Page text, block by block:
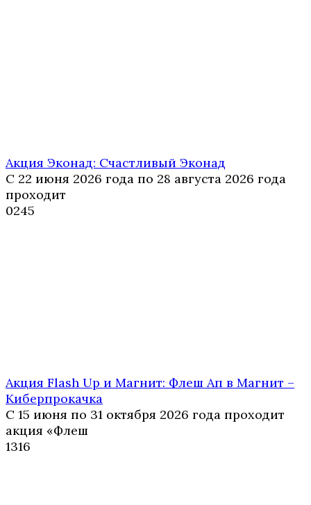
Акция Эконад: Счастливый Эконад
С 22 июня 2026 года по 28 августа 2026 года
проходит
0245
Акция Flash Up и Магнит: Флеш Ап в Магнит –
Киберпрокачка
С 15 июня по 31 октября 2026 года проходит
акция «Флеш
1316